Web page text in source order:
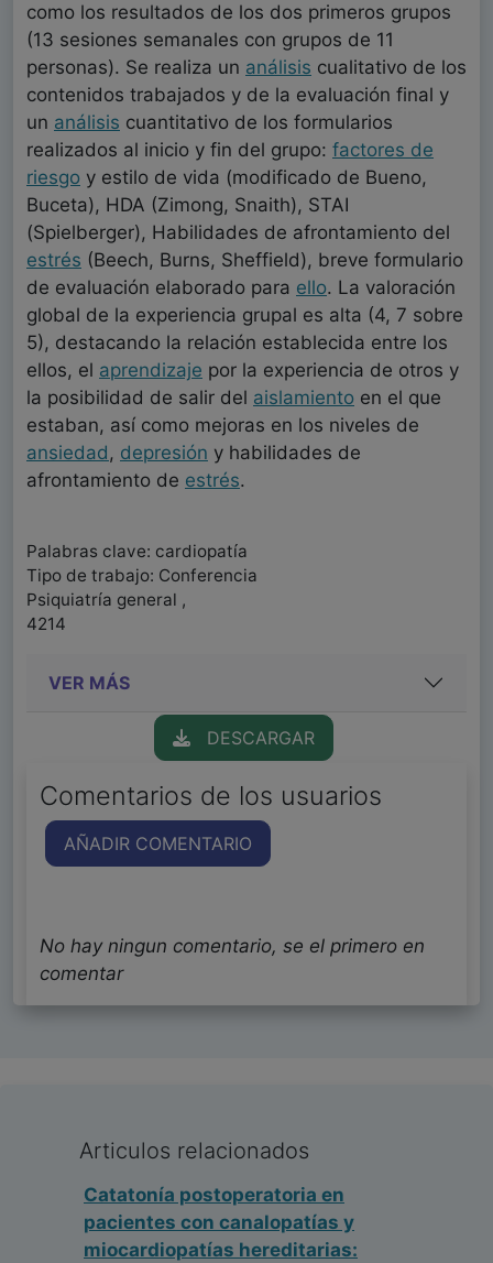
como los resultados de los dos primeros grupos
(13 sesiones semanales con grupos de 11
personas). Se realiza un análisis cualitativo de los
contenidos trabajados y de la evaluación final y
un análisis cuantitativo de los formularios
realizados al inicio y fin del grupo: factores de
riesgo y estilo de vida (modificado de Bueno,
Buceta), HDA (Zimong, Snaith), STAI
(Spielberger), Habilidades de afrontamiento del
estrés (Beech, Burns, Sheffield), breve formulario
de evaluación elaborado para ello. La valoración
global de la experiencia grupal es alta (4, 7 sobre
5), destacando la relación establecida entre los
ellos, el aprendizaje por la experiencia de otros y
la posibilidad de salir del aislamiento en el que
estaban, así como mejoras en los niveles de
ansiedad, depresión y habilidades de
afrontamiento de estrés.
Palabras clave: cardiopatía
Tipo de trabajo: Conferencia
Psiquiatría general ,
4214
VER MÁS
DESCARGAR
Comentarios de los usuarios
AÑADIR COMENTARIO
No hay ningun comentario, se el primero en
comentar
Articulos relacionados
Catatonía postoperatoria en
pacientes con canalopatías y
miocardiopatías hereditarias: